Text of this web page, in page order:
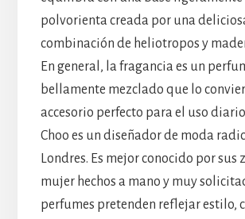
polvorienta creada por una
combinación de heliotropos y
En general, la fragancia es un
bellamente mezclado que lo
accesorio perfecto para el uso
Choo es un diseñador de moda
Londres. Es mejor conocido por sus
mujer hechos a mano y muy
perfumes pretenden reflejar estilo,